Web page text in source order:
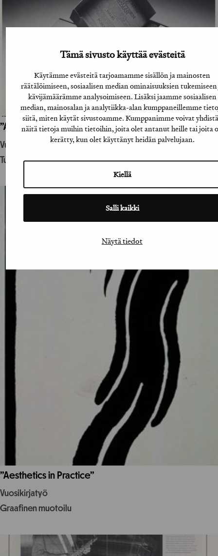
Tämä sivusto käyttää evästeitä
Käytämme evästeitä tarjoamamme sisällön ja mainosten
räätälöimiseen, sosiaalisen median ominaisuuksien
kävijämäärämme analysoimiseen. Lisäksi jaamme sosiaalisen
median, mainosalan ja analytiikka-alan kumppaneillemme
siitä, miten käytät sivustoamme. Kumppanimme voivat
näitä tietoja muihin tietoihin, joita olet antanut heille tai joita
kerätty, kun olet käyttänyt heidän palvelujaan.
Kiellä
Salli kaikki
Näytä tiedot
”A-lehtien suoramainoslähetys”
Vuosikirjatyö
Tuotantohyödykemainonta
”Aesthetics in Practice”
Vuosikirjatyö
Graafinen muotoilu